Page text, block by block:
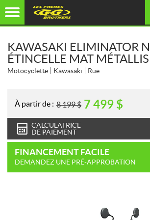
KAWASAKI ELIMINATOR
ÉTINCELLE MAT
Motocyclette Kawasaki Rue
À partir de : 8 199$ 7 499 $
CALCULATRICE
DE PAIEMENT
FINANCEMENT FACILE
DEMANDEZ UNE PRÉ-APPROBATION